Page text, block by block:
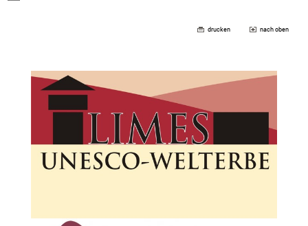
drucken nach oben